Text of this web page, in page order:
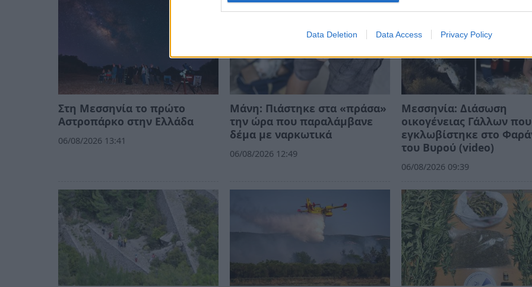
Data Deletion Data Access Privacy Policy
Στη Μεσσηνία το πρώτο
Αστροπάρκο στην Ελλάδα
06/08/2026 13:41
Μάνη: Πιάστηκε στα «πράσα»
την ώρα που παραλάμβανε
δέμα με ναρκωτικά
06/08/2026 12:49
Μεσσηνία: Διάσωση
οικογένειας Γάλλων που
εγκλωβίστηκε στο
του Βυρού (video)
06/08/2026 09:39